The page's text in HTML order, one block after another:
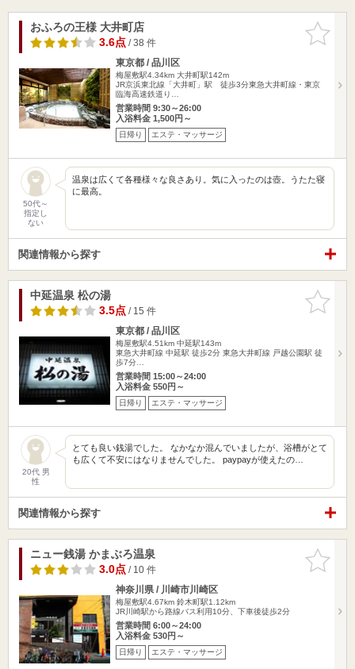
お気に入
りに追加
おふろの王様 大井町店
3.6点/ 38 件
東京都 / 品川区
梅屋敷駅4.34km 大井町駅142m
JR京浜東北線「大井町」駅 徒歩3分東急大井町線・東京
臨海高速鉄道り…
営業時間 9:30～26:00
入浴料金 1,500円～
日帰り エステ・マッサージ
50代～
指定し
ない
温泉は広くて各種様々な良さあり。気に入ったのは壺。うたた寝
に最高。
関連情報から探す
お気に入
りに追加
中延温泉 松の湯
3.5点/ 15 件
東京都 / 品川区
梅屋敷駅4.51km 中延駅143m
東急大井町線 中延駅 徒歩2分 東急大井町線 戸越公園駅 徒
歩7分…
営業時間 15:00～24:00
入浴料金 550円～
日帰り エステ・マッサージ
20代 男
性
とても良い銭湯でした。 なかなか混んでいましたが、浴槽がとて
も広くて不安にはなりませんでした。 paypayが使えたの…
関連情報から探す
お気に入
りに追加
ニュー銭湯 かまぶろ温泉
3.0点/ 10 件
神奈川県 / 川崎市川崎区
梅屋敷駅4.67km 鈴木町駅1.12km
JR川崎駅から路線バス利用10分、下車後徒歩2分
営業時間 6:00～24:00
入浴料金 530円～
日帰り エステ・マッサージ